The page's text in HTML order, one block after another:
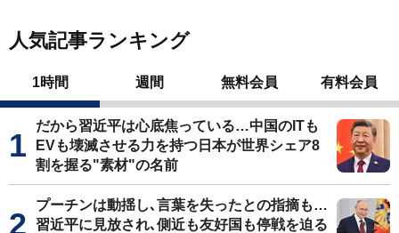
人気記事ランキング
1時間 週間 無料会員 有料会員
だから習近平は心底焦っている…中国のITも
EVも壊滅させる力を持つ日本が世界シェア8
割を握る"素材"の名前
プーチンは動揺し､言葉を失ったとの指摘も…
習近平に見放され､側近も友好国も停戦を迫る